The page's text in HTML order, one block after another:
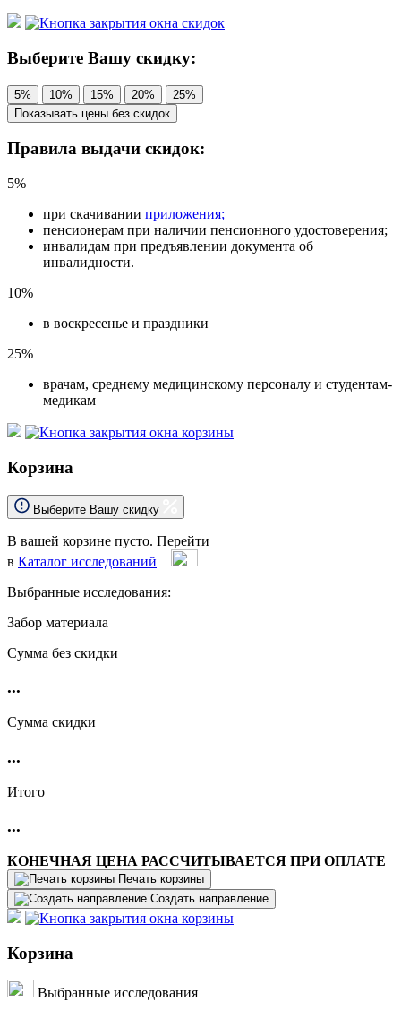
Выберите Вашу скидку:
5% 10% 15% 20%
25%
Показывать цены без скидок
Правила выдачи скидок:
5%
при скачивании приложения;
пенсионерам при наличии пенсионного удостоверения;
инвалидам при предъявлении документа об
инвалидности.
10%
в воскресенье и праздники
25%
врачам, среднему медицинскому персоналу и студентам-
медикам
Корзина
Выберите Вашу скидку
В вашей корзине пусто. Перейти
в Каталог исследований
Выбранные исследования:
Забор материала
Cумма без скидки
...
Сумма скидки
...
Итого
...
КОНЕЧНАЯ ЦЕНА РАССЧИТЫВАЕТСЯ ПРИ ОПЛАТЕ
Печать корзины
Создать направление
Корзина
Выбранные исследования